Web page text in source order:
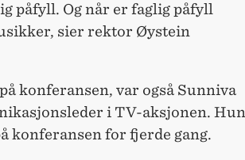
påfyll. Og når er faglig påfyll
sier rektor Øystein
konferansen, var også Sunniva
i TV-aksjonen. Hun
konferansen for fjerde gang.